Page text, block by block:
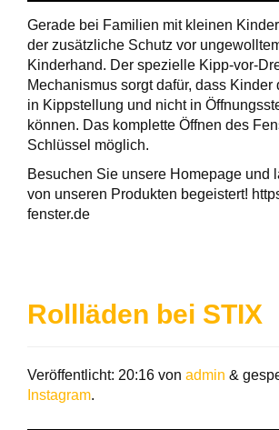
Gerade bei Familien mit kleinen
der zusätzliche Schutz vor
Kinderhand. Der spezielle Kipp-vor-
Mechanismus sorgt dafür, dass Kinder
in Kippstellung und nicht in
können. Das komplette Öffnen des
Schlüssel möglich.
Besuchen Sie unsere Homepage und
von unseren Produkten begeistert!
fenster.de
Rollläden bei STIX
Veröffentlicht: 20:16 von admin &
Instagram.